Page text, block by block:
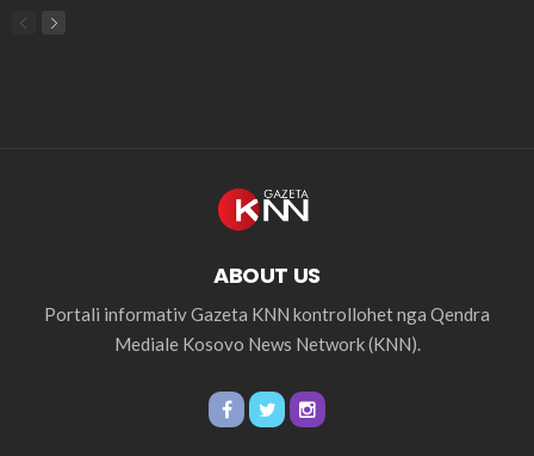
ABOUT US
Portali informativ Gazeta KNN kontrollohet nga Qendra
Mediale Kosovo News Network (KNN).